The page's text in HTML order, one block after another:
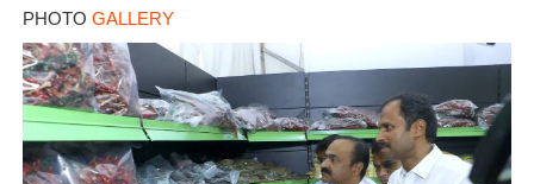
PHOTO GALLERY